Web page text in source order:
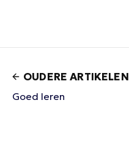
OUDERE ARTIKELEN
Goed leren